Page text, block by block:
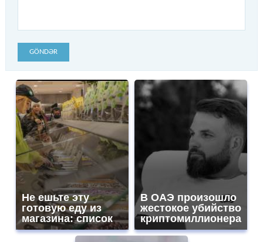
GÖNDƏR
Не ешьте эту
готовую еду из
магазина: список
В ОАЭ произошло
жестокое убийство
криптомиллионера